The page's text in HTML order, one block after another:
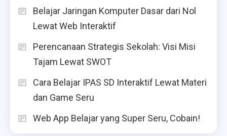
Belajar Jaringan Komputer Dasar dari Nol
Lewat Web Interaktif
Perencanaan Strategis Sekolah: Visi Misi
Tajam Lewat SWOT
Cara Belajar IPAS SD Interaktif Lewat Materi
dan Game Seru
Web App Belajar yang Super Seru, Cobain!